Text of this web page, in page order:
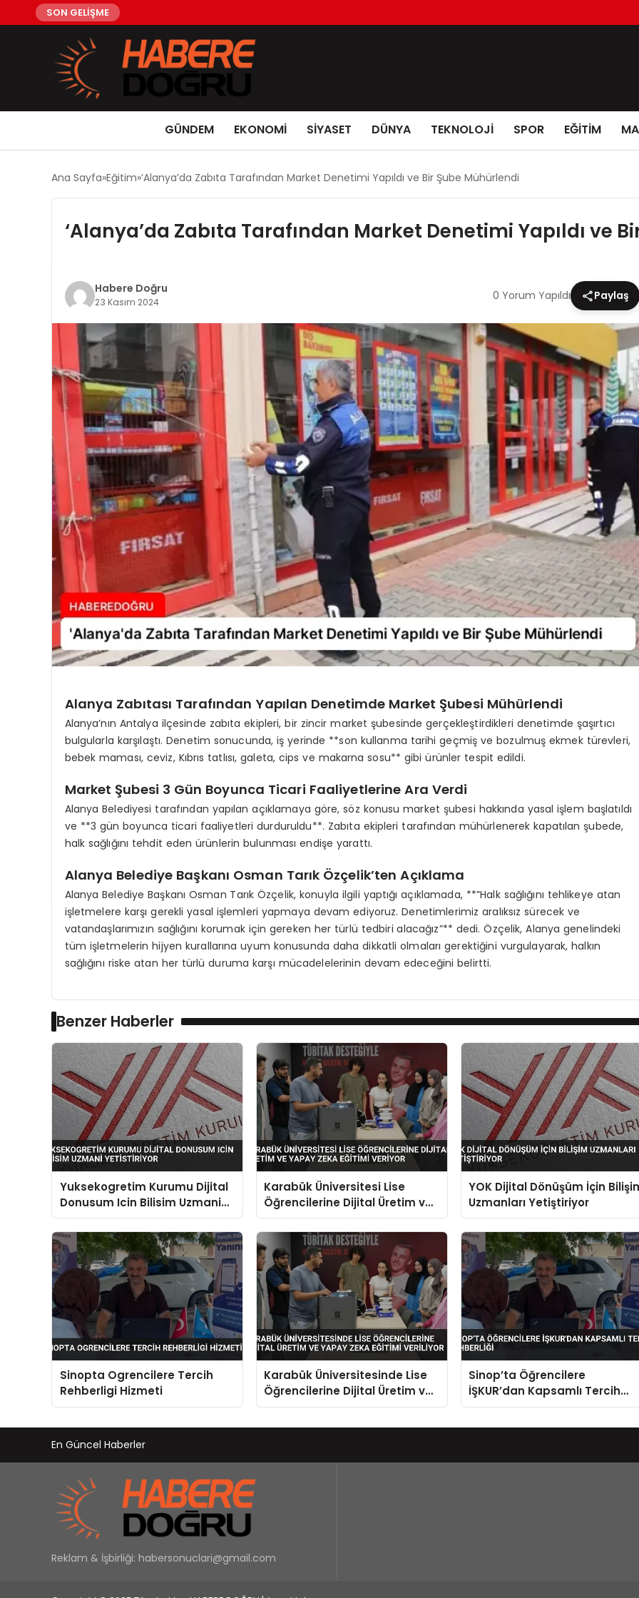
SON GELİŞME
GÜNDEM EKONOMİ SİYASET DÜNYA TEKNOLOJİ SPOR EĞİTİM
Ana Sayfa Eğitim ‘Alanya’da Zabıta Tarafından Market Denetimi Yapıldı ve Bir Şube Mühürlendi
‘Alanya’da Zabıta Tarafından Market Denetimi Yapıldı ve
Habere Doğru
23 Kasım 2024 0 Yorum Yapıldı Paylaş
Alanya Zabıtası Tarafından Yapılan Denetimde Market Şubesi Mühürlendi
Alanya’nın Antalya ilçesinde zabıta ekipleri, bir zincir market şubesinde gerçekleştirdikleri denetimde şaşırtıcı
bulgularla karşılaştı. Denetim sonucunda, iş yerinde **son kullanma tarihi geçmiş ve bozulmuş ekmek türevleri,
bebek maması, ceviz, Kıbrıs tatlısı, galeta, cips ve makarna sosu** gibi ürünler tespit edildi.
Market Şubesi 3 Gün Boyunca Ticari Faaliyetlerine Ara Verdi
Alanya Belediyesi tarafından yapılan açıklamaya göre, söz konusu market şubesi hakkında yasal işlem başlatıldı
ve **3 gün boyunca ticari faaliyetleri durduruldu**. Zabıta ekipleri tarafından mühürlenerek kapatılan şubede,
halk sağlığını tehdit eden ürünlerin bulunması endişe yarattı.
Alanya Belediye Başkanı Osman Tarık Özçelik’ten Açıklama
Alanya Belediye Başkanı Osman Tarık Özçelik, konuyla ilgili yaptığı açıklamada, **”Halk sağlığını tehlikeye atan
işletmelere karşı gerekli yasal işlemleri yapmaya devam ediyoruz. Denetimlerimiz aralıksız sürecek ve
vatandaşlarımızın sağlığını korumak için gereken her türlü tedbiri alacağız”** dedi. Özçelik, Alanya genelindeki
tüm işletmelerin hijyen kurallarına uyum konusunda daha dikkatli olmaları gerektiğini vurgulayarak, halkın
sağlığını riske atan her türlü duruma karşı mücadelelerinin devam edeceğini belirtti.
Benzer Haberler
Yuksekogretim Kurumu Dijital
Donusum Icin Bilisim Uzmani
Yetistiriyor
Karabük Üniversitesi Lise
Öğrencilerine Dijital Üretim ve
Yapay Zeka Eğitimi Veriyor
YOK Dijital Dönüşüm İçin
Uzmanları Yetiştiriyor
Sinopta Ogrencilere Tercih
Rehberligi Hizmeti
Karabük Üniversitesinde Lise
Öğrencilerine Dijital Üretim ve
Yapay Zeka Eğitimi Veriliyor
Sinop’ta Öğrencilere
İŞKUR’dan Kapsamlı Tercih
Rehberliği
En Güncel Haberler
Reklam & İşbirliği: habersonuclari@gmail.com